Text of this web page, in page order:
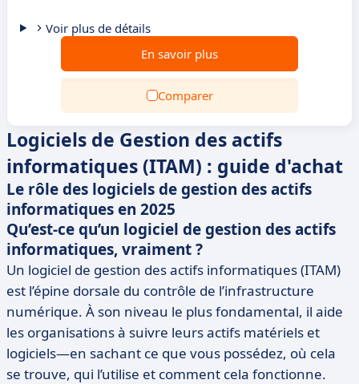
Voir plus de détails
En savoir plus
Comparer
Logiciels de Gestion des actifs
informatiques (ITAM) : guide d'achat
Le rôle des logiciels de gestion des actifs
informatiques en 2025
Qu’est-ce qu’un logiciel de gestion des actifs
informatiques, vraiment ?
Un logiciel de gestion des actifs informatiques (ITAM)
est l’épine dorsale du contrôle de l’infrastructure
numérique. À son niveau le plus fondamental, il aide
les organisations à suivre leurs actifs matériels et
logiciels—en sachant ce que vous possédez, où cela
se trouve, qui l’utilise et comment cela fonctionne.